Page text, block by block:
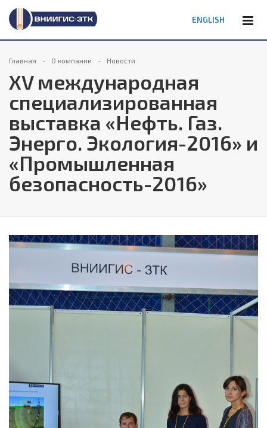
ENGLISH
Главная О компании Новости
XV международная
специализированная
выставка «Нефть. Газ.
Энерго. Экология-2016» и
«Промышленная
безопасность-2016»